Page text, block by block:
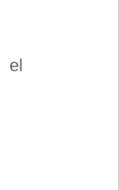
el